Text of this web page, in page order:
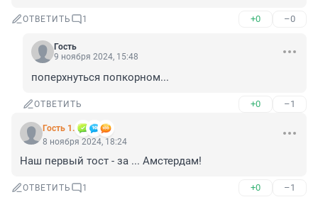
ОТВЕТИТЬ 1 +0 –0
Гость
9 ноября 2024, 15:48
поперхнуться попкорном...
ОТВЕТИТЬ +0 –1
Гость 1.
8 ноября 2024, 18:24
Наш первый тост - за ... Амстердам!
ОТВЕТИТЬ 1 +0 –1